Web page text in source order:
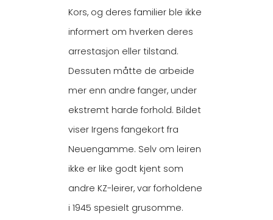
Kors, og deres familier ble ikke
informert om hverken deres
arrestasjon eller tilstand.
Dessuten måtte de arbeide
mer enn andre fanger, under
ekstremt harde forhold. Bildet
viser Irgens fangekort fra
Neuengamme. Selv om leiren
ikke er like godt kjent som
andre KZ-leirer, var forholdene
i 1945 spesielt grusomme.